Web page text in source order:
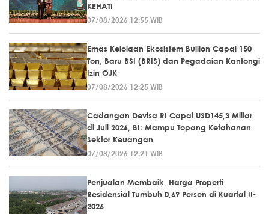
KEHATI
07/08/2026 12:55 WIB
Emas Kelolaan Ekosistem Bullion Capai 150
Ton, Baru BSI (BRIS) dan Pegadaian Kantongi
Izin OJK
07/08/2026 12:25 WIB
Cadangan Devisa RI Capai USD145,3 Miliar
di Juli 2026, BI: Mampu Topang Ketahanan
Sektor Keuangan
07/08/2026 12:21 WIB
Penjualan Membaik, Harga Properti
Residensial Tumbuh 0,69 Persen di Kuartal II-
2026